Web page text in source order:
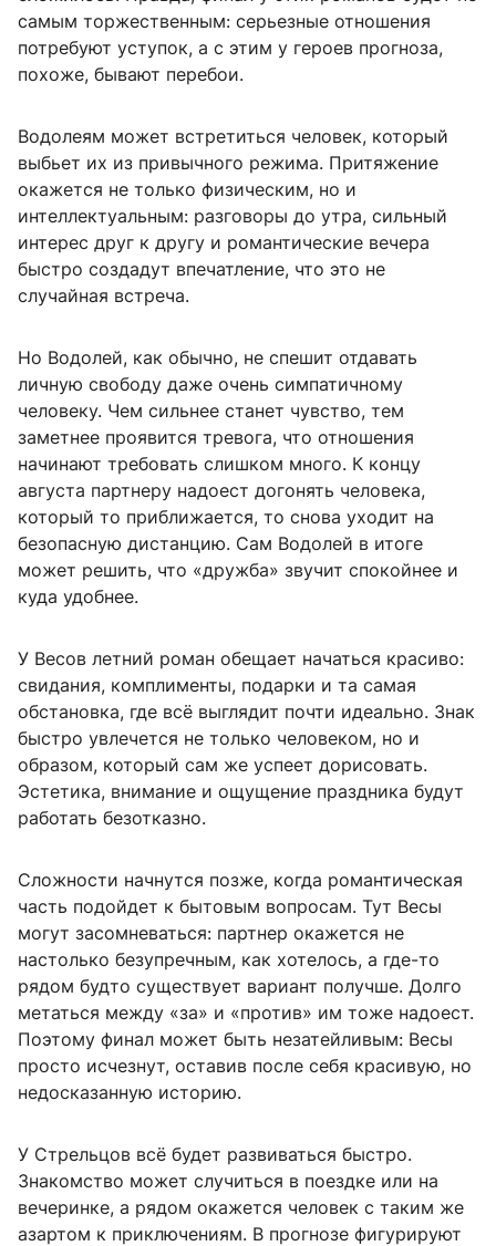
самым торжественным: серьезные отношения
потребуют уступок, а с этим у героев прогноза,
похоже, бывают перебои.
Водолеям может встретиться человек, который
выбьет их из привычного режима. Притяжение
окажется не только физическим, но и
интеллектуальным: разговоры до утра, сильный
интерес друг к другу и романтические вечера
быстро создадут впечатление, что это не
случайная встреча.
Но Водолей, как обычно, не спешит отдавать
личную свободу даже очень симпатичному
человеку. Чем сильнее станет чувство, тем
заметнее проявится тревога, что отношения
начинают требовать слишком много. К концу
августа партнеру надоест догонять человека,
который то приближается, то снова уходит на
безопасную дистанцию. Сам Водолей в итоге
может решить, что «дружба» звучит спокойнее и
куда удобнее.
У Весов летний роман обещает начаться красиво:
свидания, комплименты, подарки и та самая
обстановка, где всё выглядит почти идеально. Знак
быстро увлечется не только человеком, но и
образом, который сам же успеет дорисовать.
Эстетика, внимание и ощущение праздника будут
работать безотказно.
Сложности начнутся позже, когда романтическая
часть подойдет к бытовым вопросам. Тут Весы
могут засомневаться: партнер окажется не
настолько безупречным, как хотелось, а где-то
рядом будто существует вариант получше. Долго
метаться между «за» и «против» им тоже надоест.
Поэтому финал может быть незатейливым: Весы
просто исчезнут, оставив после себя красивую, но
недосказанную историю.
У Стрельцов всё будет развиваться быстро.
Знакомство может случиться в поездке или на
вечеринке, а рядом окажется человек с таким же
азартом к приключениям. В прогнозе фигурируют